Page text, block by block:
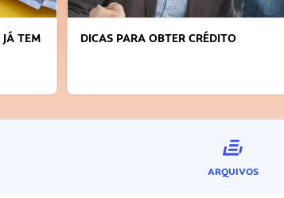
TEM
DICAS PARA OBTER CRÉDITO
ARQUIVOS